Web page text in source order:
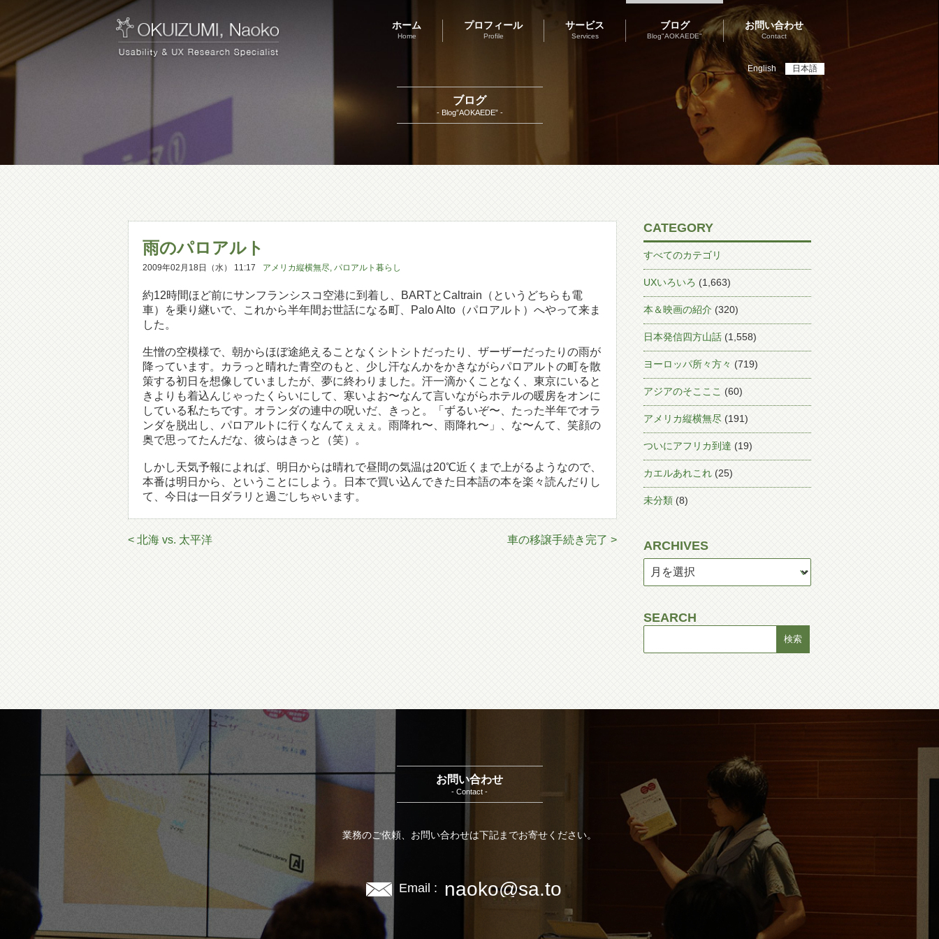
English 日本語
ホーム
Home
プロフィール
Profile
サービス
Services
ブログ
Blog"AOKAEDE"
お問い合わせ
Contact
ブログ
- Blog”AOKAEDE” -
雨のパロアルト
2009年02月18日（水） 11:17 アメリカ縦横無尽, パロアルト暮らし
約12時間ほど前にサンフランシスコ空港に到着し、BARTとCaltrain（というどちらも電
車）を乗り継いで、これから半年間お世話になる町、Palo Alto（パロアルト）へやって来ま
した。
生憎の空模様で、朝からほぼ途絶えることなくシトシトだったり、ザーザーだったりの雨が
降っています。カラっと晴れた青空のもと、少し汗なんかをかきながらパロアルトの町を散
策する初日を想像していましたが、夢に終わりました。汗一滴かくことなく、東京にいると
きよりも着込んじゃったくらいにして、寒いよお〜なんて言いながらホテルの暖房をオンに
している私たちです。オランダの連中の呪いだ、きっと。「ずるいぞ〜、たった半年でオラ
ンダを脱出し、パロアルトに行くなんてぇぇぇ。雨降れ〜、雨降れ〜」、な〜んて、笑顔の
奥で思ってたんだな、彼らはきっと（笑）。
しかし天気予報によれば、明日からは晴れで昼間の気温は20℃近くまで上がるようなので、
本番は明日から、ということにしよう。日本で買い込んできた日本語の本を楽々読んだりし
て、今日は一日ダラリと過ごしちゃいます。
< 北海 vs. 太平洋 車の移譲手続き完了 >
CATEGORY
すべてのカテゴリ
UXいろいろ (1,663)
本＆映画の紹介 (320)
日本発信四方山話 (1,558)
ヨーロッパ所々方々 (719)
アジアのそこここ (60)
アメリカ縦横無尽 (191)
ついにアフリカ到達 (19)
カエルあれこれ (25)
未分類 (8)
ARCHIVES
SEARCH
お問い合わせ
- Contact -
業務のご依頼、お問い合わせは下記までお寄せください。
Email : naoko@sa.to